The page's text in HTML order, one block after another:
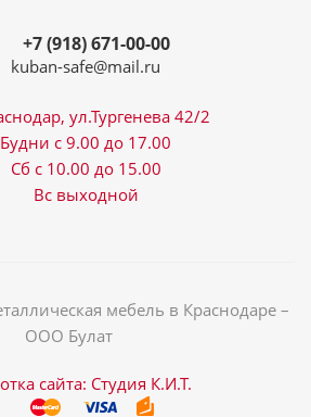
+7 (918) 671-00-00
kuban-safe@mail.ru
ул.Тургенева 42/2
Будни с 9.00 до 17.00
Сб с 10.00 до 15.00
Вс выходной
мебель в Краснодаре –
ООО Булат
сайта: Студия К.И.Т.